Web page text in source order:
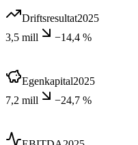
Driftsresultat2025
3,5 mill
−14,4 %
Egenkapital2025
7,2 mill
−24,7 %